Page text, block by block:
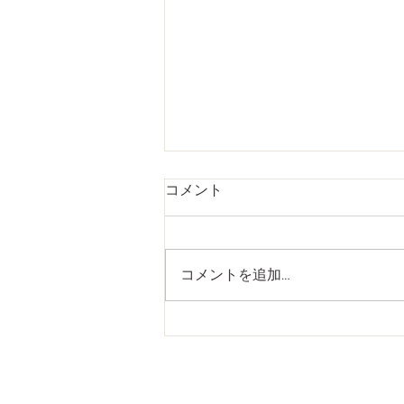
ご褒美のオイルマッサージ(恵
イヘッドスパ専門店ivy(アイビー)
です。 アロママッサージは相性
コメント
コメントを追加…